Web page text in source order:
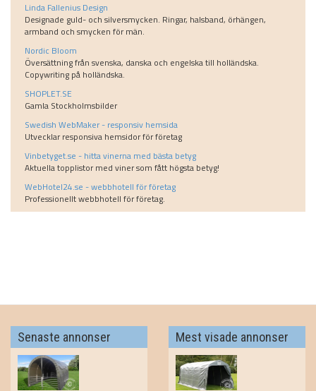
Linda Fallenius Design
Designade guld- och silversmycken. Ringar, halsband, örhängen,
armband och smycken för män.
Nordic Bloom
Översättning från svenska, danska och engelska till holländska.
Copywriting på holländska.
SHOPLET.SE
Gamla Stockholmsbilder
Swedish WebMaker - responsiv hemsida
Utvecklar responsiva hemsidor för företag
Vinbetyget.se - hitta vinerna med bästa betyg
Aktuella topplistor med viner som fått högsta betyg!
WebHotel24.se - webbhotell för företag
Professionellt webbhotell för företag.
Senaste annonser Mest visade annonser